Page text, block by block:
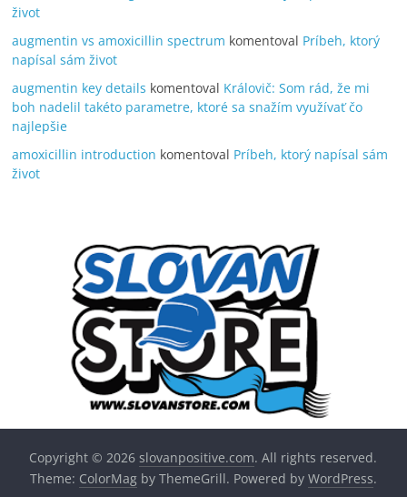
život
augmentin vs amoxicillin spectrum komentoval Príbeh, ktorý
napísal sám život
augmentin key details komentoval Královič: Som rád, že mi
boh nadelil takéto parametre, ktoré sa snažím využívať čo
najlepšie
amoxicillin introduction komentoval Príbeh, ktorý napísal sám
život
Copyright © 2026slovanpositive.com. All rights reserved.
Theme: ColorMagby ThemeGrill. Powered by WordPress.